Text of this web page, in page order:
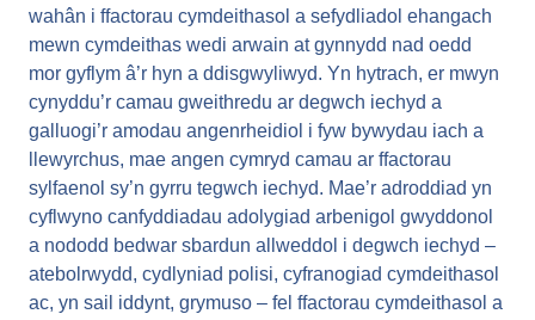
wahân i ffactorau cymdeithasol a sefydliadol ehangach
mewn cymdeithas wedi arwain at gynnydd nad oedd
mor gyflym â’r hyn a ddisgwyliwyd. Yn hytrach, er mwyn
cynyddu’r camau gweithredu ar degwch iechyd a
galluogi’r amodau angenrheidiol i fyw bywydau iach a
llewyrchus, mae angen cymryd camau ar ffactorau
sylfaenol sy’n gyrru tegwch iechyd. Mae’r adroddiad yn
cyflwyno canfyddiadau adolygiad arbenigol gwyddonol
a nododd bedwar sbardun allweddol i degwch iechyd –
atebolrwydd, cydlyniad polisi, cyfranogiad cymdeithasol
ac, yn sail iddynt, grymuso – fel ffactorau cymdeithasol a